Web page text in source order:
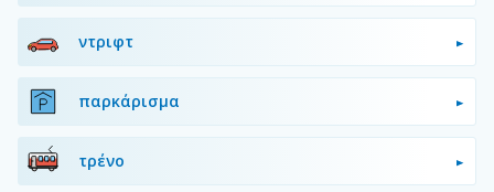
ντριφτ
παρκάρισμα
τρένο